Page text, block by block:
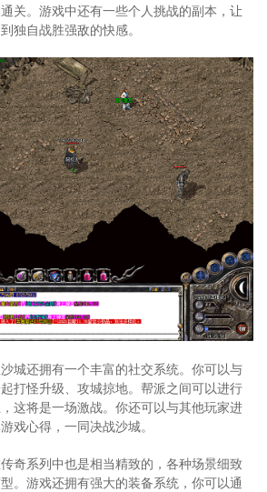
关。游戏中还有一些个人挑战的副本，让
独自战胜强敌的快感。
城还拥有一个丰富的社交系统。你可以与
打怪升级、攻城掠地。帮派之间可以进行
这将是一场激战。你还可以与其他玩家进
戏心得，一同决战沙城。
奇系列中也是相当精致的，各种场景细致
。游戏还拥有强大的装备系统，你可以通